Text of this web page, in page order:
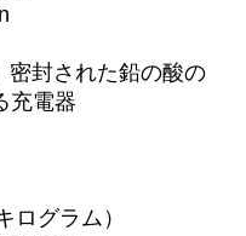
密封された鉛の酸の
充電器
ログラム）